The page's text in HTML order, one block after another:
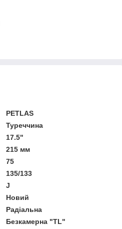
PETLAS
Туреччина
17.5"
215 мм
75
135/133
J
Новий
Радіальна
Безкамерна "TL"